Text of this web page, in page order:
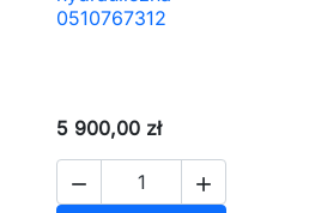
0510767312
5 900,00 zł
 